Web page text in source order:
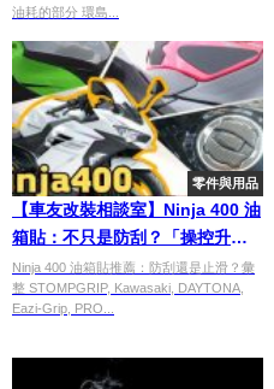
油耗的部分 環島...
零件與用品
【車友改裝相談室】Ninja 400 油
箱貼：不只是防刮？「操控升
級」與「視覺質感」的雙重進化
論｜台日車友評價匯總
Ninja 400 油箱貼推薦：防刮還是止滑？彙
整 STOMPGRIP, Kawasaki, DAYTONA,
Eazi-Grip, PRO...